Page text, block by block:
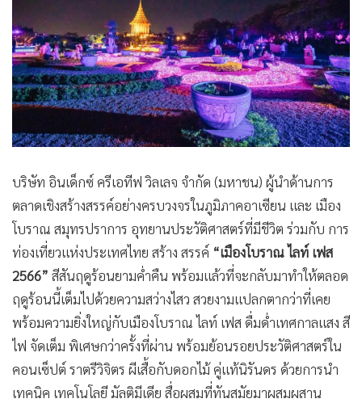
•
• กองทุนรวม
• Celeb Online
• Factcheck
• ญี่ปุ่น
• News1
บริษัท อินเด็กซ์ ครีเอทีฟ วิลเลจ จำกัด (มหาชน) ผู้นำด้านการ
ตลาดเชิงสร้างสรรค์อย่างครบวงจรในภูมิภาคอาเซียน และ เมือง
โบราณ สมุทรปราการ อุทยานประวัติศาสตร์ที่มีชีวิต ร่วมกับ การ
ท่องเที่ยวแห่งประเทศไทย สร้าง สรรค์ “เมืองโบราณ ไลท์ เฟส
2566” สีสันฤดูร้อนยามค่ำคืน พร้อมแล้วที่จะกลับมาทำให้ตลอด
ฤดูร้อนนี้เต็มไปด้วยความสว่างไสว สวยงามแปลกตากว่าที่เคย
พร้อมความยิ่งใหญ่กับเมืองโบราณ ไลท์ เฟส ดื่มด่ำเทศกาลแสง สี
ไฟ จัดเต็ม พิเศษกว่าครั้งที่ผ่าน พร้อมย้อนรอยประวัติศาสตร์ใน
คอนเซ็ปต์ ราตรีวิจิตร ผีเสื้อกับดอกไม้ คู่แท้นิรันดร ด้วยการนำ
เทคนิค เทคโนโลยี มัลติมีเดีย สื่อผสมที่ทันสมัยมาผสมผสาน